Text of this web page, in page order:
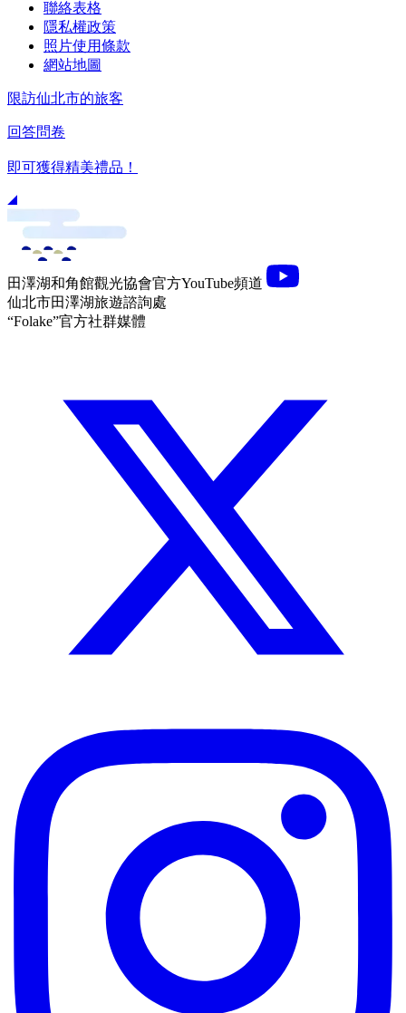
聯絡表格
隱私權政策
照片使用條款
網站地圖
限訪仙北市的旅客
回答問卷
即可獲得精美禮品！
田澤湖和角館觀光協會官方YouTube頻道
仙北市田澤湖旅遊諮詢處
“Folake”官方社群媒體